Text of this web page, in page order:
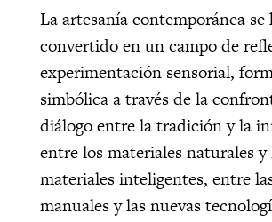
La artesanía contemporánea se
convertido en un campo de
experimentación sensorial,
simbólica a través de la
diálogo entre la tradición y la
entre los materiales naturales y
materiales inteligentes, entre
manuales y las nuevas